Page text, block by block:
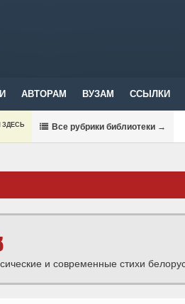
АВТОРАМ ВУЗАМ ССЫЛКИ
Все рубрики библиотеки →
и современные стихи